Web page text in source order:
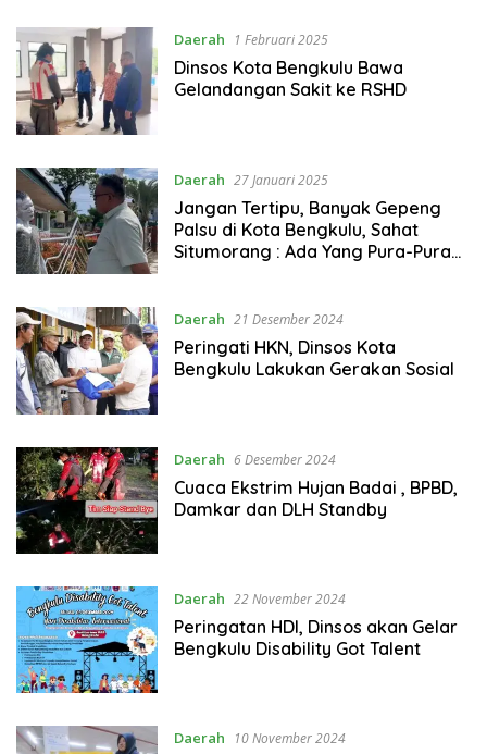
Daerah 1 Februari 2025
Dinsos Kota Bengkulu Bawa
Gelandangan Sakit ke RSHD
Daerah 27 Januari 2025
Jangan Tertipu, Banyak Gepeng
Palsu di Kota Bengkulu, Sahat
Situmorang : Ada Yang Pura-Pura
Daerah 21 Desember 2024
Peringati HKN, Dinsos Kota
Bengkulu Lakukan Gerakan Sosial
Daerah 6 Desember 2024
Cuaca Ekstrim Hujan Badai , BPBD,
Damkar dan DLH Standby
Daerah 22 November 2024
Peringatan HDI, Dinsos akan Gelar
Bengkulu Disability Got Talent
Daerah 10 November 2024